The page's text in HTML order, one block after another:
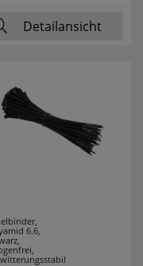
Detailansicht
6.6,